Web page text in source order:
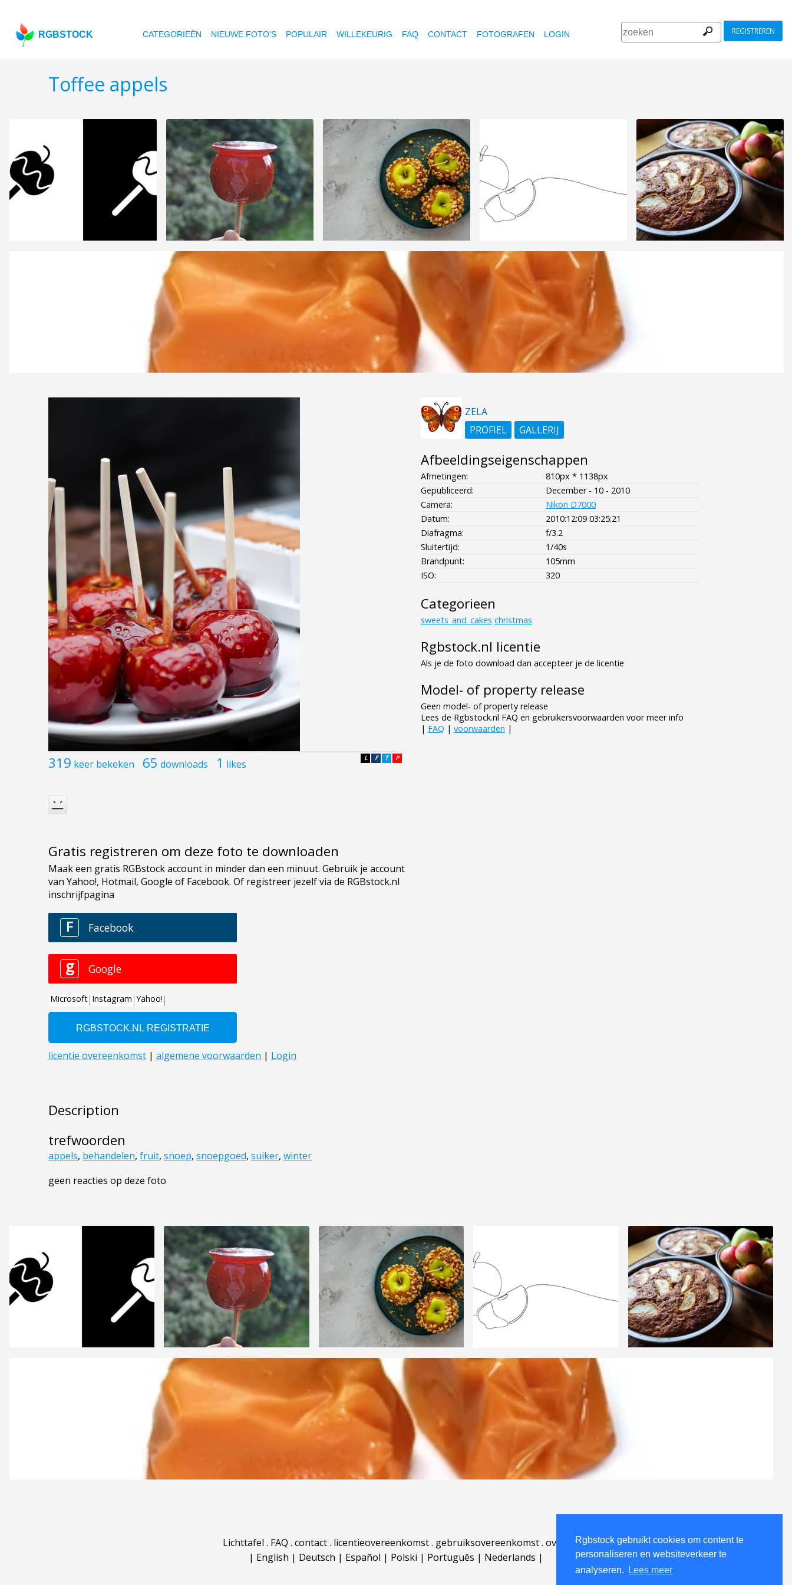
Rgbstock gebruikt cookies om content te
personaliseren en websiteverkeer te
analyseren.
Lees meer
RGBSTOCK CATEGORIEËN NIEUWE FOTO'S POPULAIR WILLEKEURIG FAQ CONTACT FOTOGRAFEN LOGIN REGISTREREN
Toffee appels
319 keer bekeken 65 downloads 1 likes P
T
F
L
Gratis registreren om deze foto te downloaden
Description
trefwoorden
appels, behandelen, fruit, snoep, snoepgoed, suiker, winter
geen reacties op deze foto
ZELA
PROFIEL
GALLERIJ
Afbeeldingseigenschappen
Afmetingen:
810px * 1138px
Gepubliceerd:
December - 10 - 2010
Camera:
Nikon D7000
Datum:
2010:12:09 03:25:21
Diafragma:
f/3.2
Sluitertijd:
1/40s
Brandpunt:
105mm
ISO:
320
Categorieen
sweets_and_cakes christmas
Rgbstock.nl licentie
Als je de foto download dan accepteer je de licentie
Model- of property release
Geen model- of property release
Lees de Rgbstock.nl FAQ en gebruikersvoorwaarden voor meer info
| FAQ | voorwaarden |
Lichttafel . FAQ . contact. licentieovereenkomst. gebruiksovereenkomst. over
| English | Deutsch | Español | Polski | Português | Nederlands |